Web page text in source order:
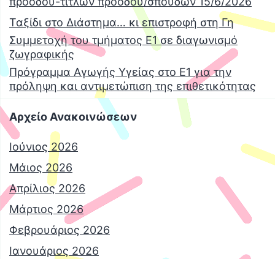
Ταξίδι στο Διάστημα… κι επιστροφή στη Γη
Συμμετοχή του τμήματος Ε1 σε διαγωνισμό
ζωγραφικής
Πρόγραμμα Αγωγής Υγείας στο Ε1 για την
πρόληψη και αντιμετώπιση της επιθετικότητας
Αρχείο Ανακοινώσεων
Ιούνιος 2026
Μάιος 2026
Απρίλιος 2026
Μάρτιος 2026
Φεβρουάριος 2026
Ιανουάριος 2026